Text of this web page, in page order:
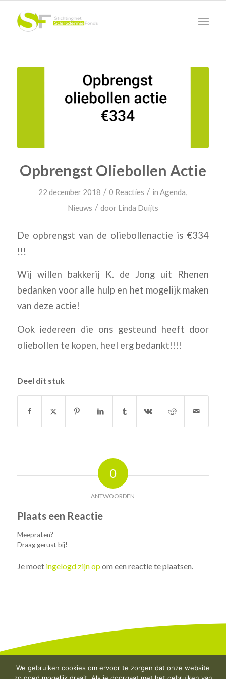
Opbrengst Oliebollen Actie
22 december 2018 / 0 Reacties / inAgenda,
Nieuws / door Linda Duijts
De opbrengst van de oliebollenactie is €334
!!!
Wij willen bakkerij K. de Jong uit Rhenen
bedanken voor alle hulp en het mogelijk maken
van deze actie!
Ook iedereen die ons gesteund heeft door
oliebollen te kopen, heel erg bedankt!!!!
Deel dit stuk
0
ANTWOORDEN
Plaats een Reactie
Meepraten?
Draag gerust bij!
Je moet ingelogd zijn opom een reactie te plaatsen.
We gebruiken cookies om ervoor te zorgen dat onze website